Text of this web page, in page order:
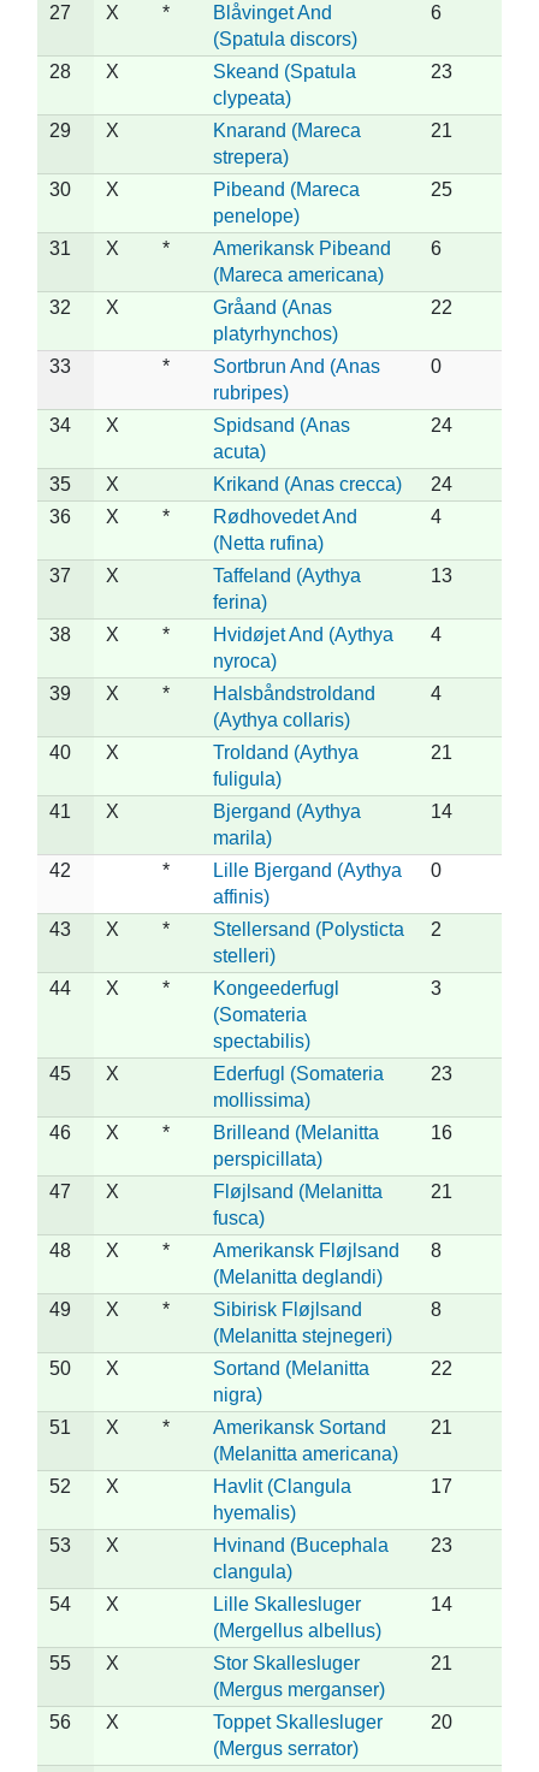
27 X *
Blåvinget And
(Spatula discors)
6
28 X
Skeand (Spatula
clypeata)
23
29 X
Knarand (Mareca
strepera)
21
30 X
Pibeand (Mareca
penelope)
25
31 X *
Amerikansk Pibeand
(Mareca americana)
6
32 X
Gråand (Anas
platyrhynchos)
22
33 *
Sortbrun And (Anas
rubripes)
0
34 X
Spidsand (Anas
acuta)
24
35 X Krikand (Anas crecca)
24
36
X *
Rødhovedet And
(Netta rufina)
4
37 X
Taffeland (Aythya
ferina)
13
38 X *
Hvidøjet And (Aythya
nyroca)
4
39 X *
Halsbåndstroldand
(Aythya collaris)
4
40 X
Troldand (Aythya
fuligula)
21
41 X
Bjergand (Aythya
marila)
14
42 *
Lille Bjergand (Aythya
affinis)
0
43 X *
Stellersand (Polysticta
stelleri)
2
44 X *
Kongeederfugl
(Somateria
spectabilis)
3
45 X
Ederfugl (Somateria
mollissima)
23
46 X *
Brilleand (Melanitta
perspicillata)
16
47 X
Fløjlsand (Melanitta
fusca)
21
48 X *
Amerikansk Fløjlsand
(Melanitta deglandi)
8
49 X *
Sibirisk Fløjlsand
(Melanitta stejnegeri)
8
50 X
Sortand (Melanitta
nigra)
22
51 X *
Amerikansk Sortand
(Melanitta americana)
21
52 X
Havlit (Clangula
hyemalis)
17
53 X
Hvinand (Bucephala
clangula)
23
54 X
Lille Skallesluger
(Mergellus albellus)
14
55 X
Stor Skallesluger
(Mergus merganser)
21
56 X
Toppet Skallesluger
(Mergus serrator)
20